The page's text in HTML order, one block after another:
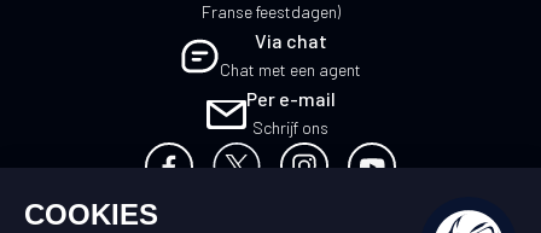
Franse feestdagen)
Via chat
Chat met een agent
Per e-mail
Schrijf ons